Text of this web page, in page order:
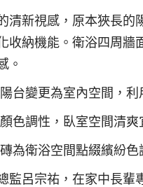
清新視感，原本狹長
收納機能。衛浴四周
。
台變更為室內空間，
色調性，臥室空間清爽
為衛浴空間點綴繽紛色
監呂宗祐，在家中長